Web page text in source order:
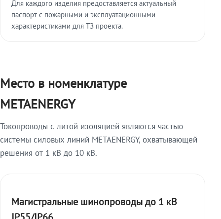
Для каждого изделия предоставляется актуальный
паспорт с пожарными и эксплуатационными
характеристиками для ТЗ проекта.
Место в номенклатуре
METAENERGY
Токопроводы с литой изоляцией являются частью
системы силовых линий METAENERGY, охватывающей
решения от 1 кВ до 10 кВ.
Магистральные шинопроводы до 1 кВ